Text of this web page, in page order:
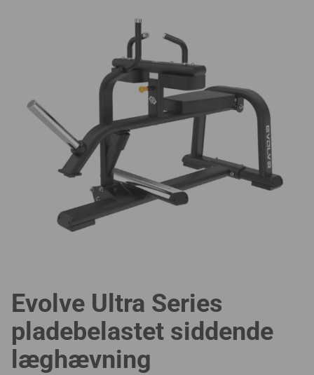
Evolve Ultra Series
pladebelastet siddende
læghævning